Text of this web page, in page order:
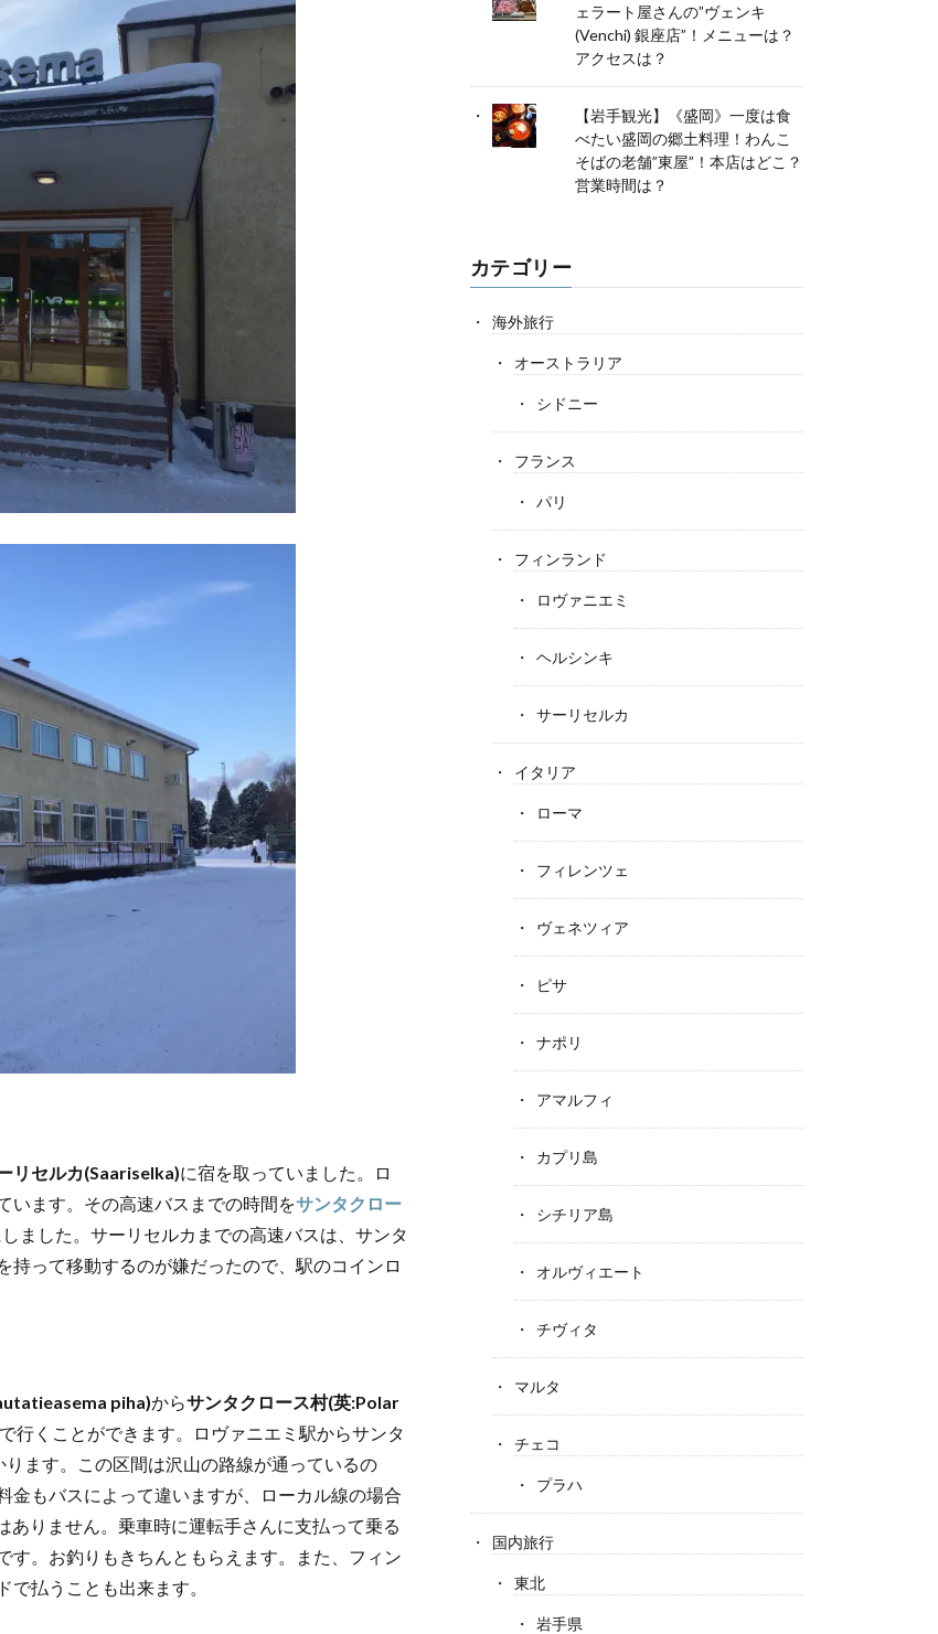
リセルカ(Saariselka)に宿を取っていました。ロ
います。その高速バスまでの時間をサンタクロー
ました。サーリセルカまでの高速バスは、サンタ
って移動するのが嫌だったので、駅のコインロ
piha)からサンタクロース村(英:Polar
行くことができます。ロヴァニエミ駅からサンタ
ます。この区間は沢山の路線が通っているの
金もバスによって違いますが、ローカル線の場合
りません。乗車時に運転手さんに支払って乗る
す。お釣りもきちんともらえます。また、フィン
払うことも出来ます。
ェラート屋さんの”ヴェンキ
(Venchi) 銀座店”！メニューは？
アクセスは？
【岩手観光】《盛岡》一度は食
べたい盛岡の郷土料理！わんこ
そばの老舗”東屋”！本店はどこ？
営業時間は？
カテゴリー
海外旅行
オーストラリア
シドニー
フランス
パリ
フィンランド
ロヴァニエミ
ヘルシンキ
サーリセルカ
イタリア
ローマ
フィレンツェ
ヴェネツィア
ピサ
ナポリ
アマルフィ
カプリ島
シチリア島
オルヴィエート
チヴィタ
マルタ
チェコ
プラハ
国内旅行
東北
岩手県